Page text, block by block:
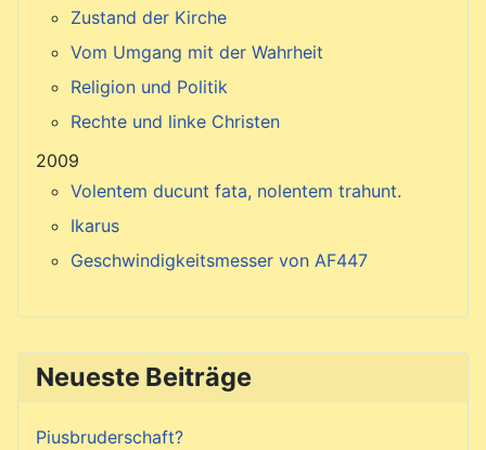
Neueste Beiträge
Piusbruderschaft?
Zustand der Kirche
Vom Umgang mit der Wahrheit
Religion und Politik
Rechte und linke Christen
2009
Volentem ducunt fata, nolentem trahunt.
Ikarus
Geschwindigkeitsmesser von AF447